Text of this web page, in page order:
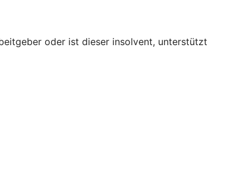
oder ist dieser insolvent, unterstützt